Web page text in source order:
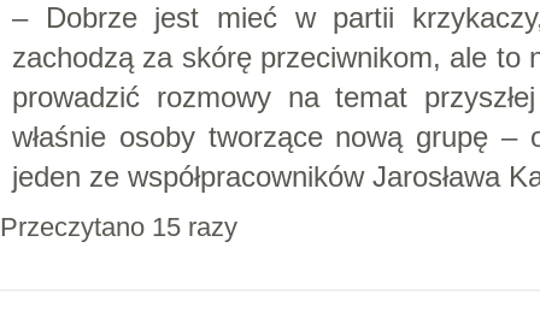
– Dobrze jest mieć w partii
zachodzą za skórę przeciwnikom, ale to
prowadzić rozmowyna temat
właśnie osoby tworzące nową grupę –
jeden ze współpracowników Jarosława
Przeczytano 15 razy